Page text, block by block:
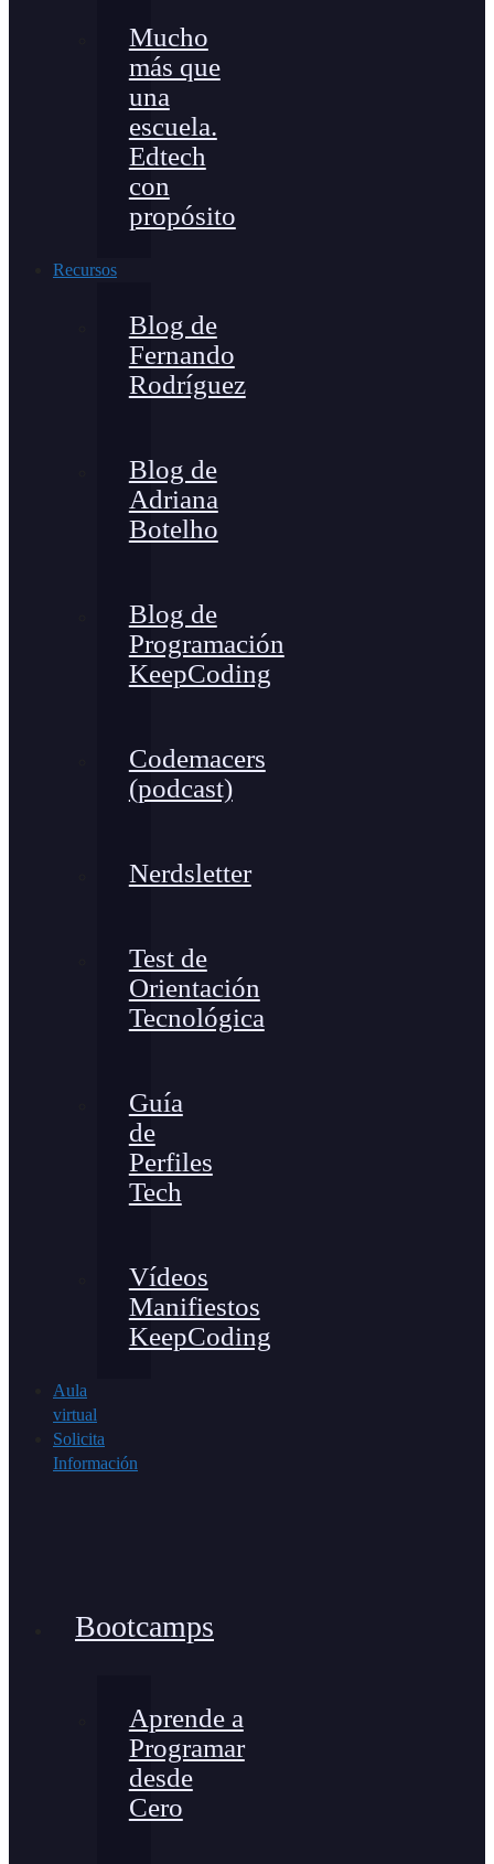
Mucho
más que
una
escuela.
Edtech
con
propósito
Recursos
Blog de
Fernando
Rodríguez
Blog de
Adriana
Botelho
Blog de
Programación
KeepCoding
Codemacers
(podcast)
Nerdsletter
Test de
Orientación
Tecnológica
Guía
de
Perfiles
Tech
Vídeos
Manifiestos
KeepCoding
Aula
virtual
Solicita
Información
Bootcamps
Aprende a
Programar
desde
Cero